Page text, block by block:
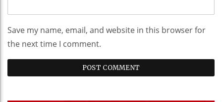
Save my name, email, and website in this browser for
the next time I comment.